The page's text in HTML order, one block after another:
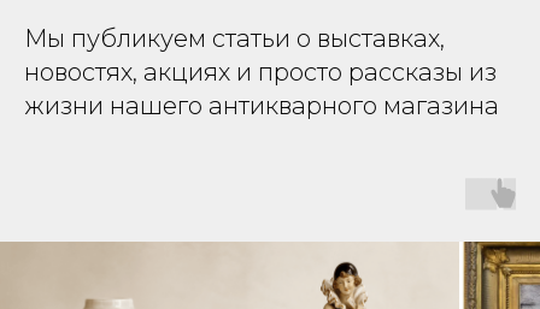
Мы публикуем статьи о выставках,
новостях, акциях и просто рассказы из
жизни нашего антикварного магазина